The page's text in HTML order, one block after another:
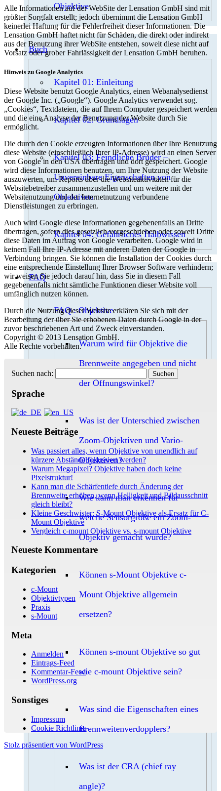
Objektive
Buch
Kapitel 01: Einleitung
Kapitel 02: Grundlagen
Kapitel 03: Feindliche Brüder –
Unvereinbare Eigenschaften von
Objektiven
Kapitel 04: Gefährliches Halbwissen
FAQ
FAQ : Objektive
Warum wird für Objektive die
Brennweite angegeben und nicht
der Öffnungswinkel?
Was ist der Unterschied zwischen
Zoom-Objektiven und Vario-
Objektiven?
Wie kann man erkennen für
welche Sensorgröße ein Zoom-
Objektiv gemacht wurde?
Können s-Mount Objektive c-
Mount Objektive allgemein
ersetzen?
Können s-mount Objektive so gut
wie c-mount Objektive sein?
Was sind die Eigenschaften eines
Brennweitenverdopplers?
Was ist der CRA (chief ray
angle)?
Alle Informationen auf der WebSite der Lensation GmbH sind mit
größter Sorgfalt erstellt; jedoch übernimmt die Lensation GmbH
keinerlei Haftung für die Fehlerfreiheit dieser Informationen. Die
Lensation GmbH haftet nicht für Schäden, die direkt oder indirekt
aus der Benutzung ihrer WebSite entstehen, soweit diese nicht auf
Vorsatz oder grober Fahrlässigkeit der Lensation GmbH beruhen.
Hinweis zu Google Analytics
Diese Website benutzt Google Analytics, einen Webanalysedienst
der Google Inc. („Google“). Google Analytics verwendet sog.
„Cookies“, Textdateien, die auf Ihrem Computer gespeichert werden
und die eine Analyse der Benutzung der Website durch Sie
ermöglicht.
Die durch den Cookie erzeugten Informationen über Ihre Benutzung
diese Website (einschließlich Ihrer IP-Adresse) wird an einen Server
von Google in den USA übertragen und dort gespeichert. Google
wird diese Informationen benutzen, um Ihre Nutzung der Website
auszuwerten, um Reports über die Websiteaktivitäten für die
Websitebetreiber zusammenzustellen und um weitere mit der
Websitenutzung und der Internetnutzung verbundene
Dienstleistungen zu erbringen.
Auch wird Google diese Informationen gegebenenfalls an Dritte
übertragen, sofern dies gesetzlich vorgeschrieben oder soweit Dritte
diese Daten im Auftrag von Google verarbeiten. Google wird in
keinem Fall Ihre IP-Adresse mit anderen Daten der Google in
Verbindung bringen. Sie können die Installation der Cookies durch
eine entsprechende Einstellung Ihrer Browser Software verhindern;
wir weisen Sie jedoch darauf hin, dass Sie in diesem Fall
gegebenenfalls nicht sämtliche Funktionen dieser Website voll
umfänglich nutzen können.
Durch die Nutzung dieser Website erklären Sie sich mit der
Bearbeitung der über Sie erhobenen Daten durch Google in der
zuvor beschriebenen Art und Zweck einverstanden.
Copyright © 2013 Lensation GmbH.
Alle Rechte vorbehalten.
Suchen nach:
Sprache
Neueste Beiträge
Was passiert alles, wenn Objektive von unendlich auf
kürzere Abstände fokussiert werden?
Warum Megapixel? Objektive haben doch keine
Pixelstruktur!
Kann man die Schärfentiefe durch Änderung der
Brennweite erhöhen, wenn Helligkeit und Bildausschnitt
gleich bleibt?
Kleine Geschwister: S-Mount Objektive als Ersatz für C-
Mount Objektive
Vergleich c-mount Objektive vs. s-mount Objektive
Neueste Kommentare
Kategorien
c-Mount
Objektivtypen
Praxis
s-Mount
Meta
Anmelden
Eintrags-Feed
Kommentar-Feed
WordPress.org
Sonstiges
Impressum
Cookie Richtlinie
Stolz präsentiert von WordPress